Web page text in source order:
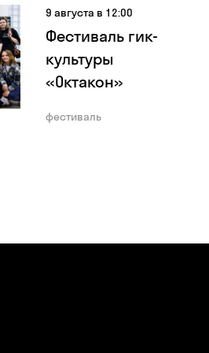
9 августа в 12:00
Фестиваль гик-
культуры
«Октакон»
фестиваль